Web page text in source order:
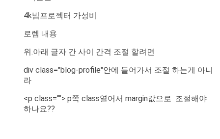
4k빔프로젝터 가성비
로렘 내용
위.아래 글자 간 사이 간격 조절 할려면
div class="blog-profile"안에 들어가서 조절 하는게 아니
라
<p class=""> p쪽 class열어서 margin값으로 조절해야
하나요??